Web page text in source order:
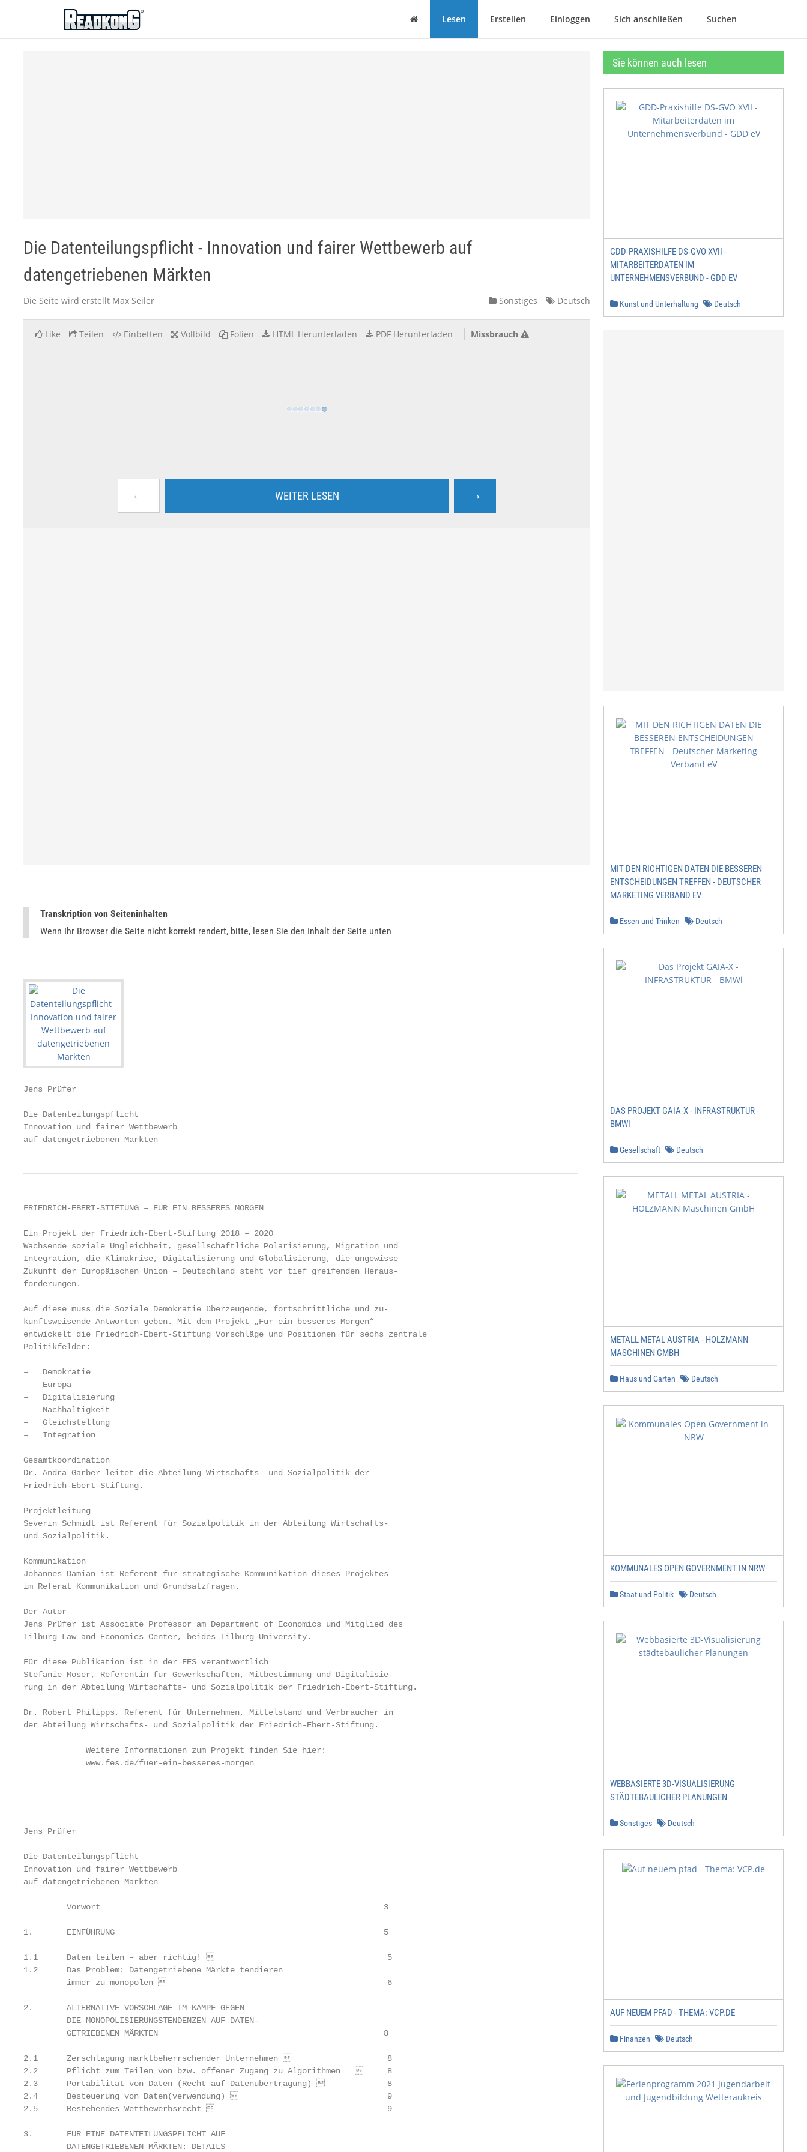
ReadkonG
Haus Lesen Erstellen Einloggen Sich anschließen Suchen
Die Datenteilungspflicht - Innovation und fairer Wettbewerb auf
datengetriebenen Märkten
Die Seite wird erstellt Max Seiler Sonstiges Deutsch
Like Teilen Einbetten Vollbild Folien HTML Herunterladen PDF Herunterladen Missbrauch
← WEITER LESEN →
Transkription von Seiteninhalten
Wenn Ihr Browser die Seite nicht korrekt rendert, bitte, lesen Sie den Inhalt der Seite unten
Jens Prüfer
Die Datenteilungspflicht
Innovation und fairer Wettbewerb
auf datengetriebenen Märkten
FRIEDRICH-EBERT-STIFTUNG – FÜR EIN BESSERES MORGEN
Ein Projekt der Friedrich-Ebert-Stiftung 2018 – 2020
Wachsende soziale Ungleichheit, gesellschaftliche Polarisierung, Migration und
Integration, die Klimakrise, Digitalisierung und Globalisierung, die ungewisse
Zukunft der Europäischen Union – Deutschland steht vor tief greifenden Heraus-
forderungen.
Auf diese muss die Soziale Demokratie überzeugende, fortschrittliche und zu-
kunftsweisende Antworten geben. Mit dem Projekt „Für ein besseres Morgen“
entwickelt die Friedrich-Ebert-Stiftung Vorschläge und Positionen für sechs zentrale
Politikfelder:
–   Demokratie
–   Europa
–   Digitalisierung
–   Nachhaltigkeit
–   Gleichstellung
–   Integration
Gesamtkoordination
Dr. Andrä Gärber leitet die Abteilung Wirtschafts- und Sozialpolitik der
Friedrich-Ebert-Stiftung.
Projektleitung
Severin Schmidt ist Referent für Sozialpolitik in der Abteilung Wirtschafts-
und Sozialpolitik.
Kommunikation
Johannes Damian ist Referent für strategische Kommunikation dieses Projektes
im Referat Kommunikation und Grundsatzfragen.
Der Autor
Jens Prüfer ist Associate Professor am Department of Economics und Mitglied des
Tilburg Law and Economics Center, beides Tilburg University.
Für diese Publikation ist in der FES verantwortlich
Stefanie Moser, Referentin für Gewerkschaften, Mitbestimmung und Digitalisie-
rung in der Abteilung Wirtschafts- und Sozialpolitik der Friedrich-Ebert-Stiftung.
Dr. Robert Philipps, Referent für Unternehmen, Mittelstand und Verbraucher in
der Abteilung Wirtschafts- und Sozialpolitik der Friedrich-Ebert-Stiftung.
             Weitere Informationen zum Projekt finden Sie hier:
             www.fes.de/fuer-ein-besseres-morgen
Jens Prüfer
Die Datenteilungspflicht
Innovation und fairer Wettbewerb
auf datengetriebenen Märkten
         Vorwort                                                           3
1.       EINFÜHRUNG                                                        5
1.1      Daten teilen – aber richtig!                                     5
1.2      Das Problem: Datengetriebene Märkte tendieren
         immer zu monopolen                                               6
2.       ALTERNATIVE VORSCHLÄGE IM KAMPF GEGEN
         DIE MONOPOLISIERUNGSTENDENZEN AUF DATEN-
         GETRIEBENEN MÄRKTEN                                               8
2.1      Zerschlagung marktbeherrschender Unternehmen                     8
2.2      Pflicht zum Teilen von bzw. offener Zugang zu Algorithmen        8
2.3      Portabilität von Daten (Recht auf Datenübertragung)              8
2.4      Besteuerung von Daten(verwendung)                                9
2.5      Bestehendes Wettbewerbsrecht                                     9
3.       FÜR EINE DATENTEILUNGSPFLICHT AUF
         DATENGETRIEBENEN MÄRKTEN: DETAILS
Sie können auch lesen
GDD-PRAXISHILFE DS-GVO XVII -
MITARBEITERDATEN IM
UNTERNEHMENSVERBUND - GDD EV
Kunst und Unterhaltung Deutsch
MIT DEN RICHTIGEN DATEN DIE BESSEREN
ENTSCHEIDUNGEN TREFFEN - DEUTSCHER
MARKETING VERBAND EV
Essen und Trinken Deutsch
DAS PROJEKT GAIA-X - INFRASTRUKTUR -
BMWI
Gesellschaft Deutsch
METALL METAL AUSTRIA - HOLZMANN
MASCHINEN GMBH
Haus und Garten Deutsch
KOMMUNALES OPEN GOVERNMENT IN NRW
Staat und Politik Deutsch
WEBBASIERTE 3D-VISUALISIERUNG
STÄDTEBAULICHER PLANUNGEN
Sonstiges Deutsch
AUF NEUEM PFAD - THEMA: VCP.DE
Finanzen Deutsch